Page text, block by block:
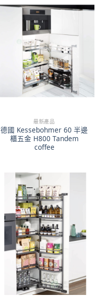
最新產品
德國 Kessebohmer 60 半邊
櫃五金 H800 Tandem
coffee